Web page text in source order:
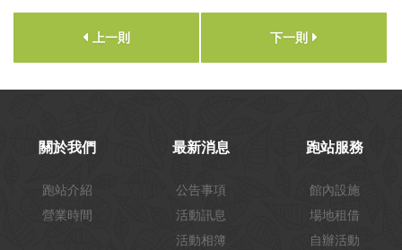
上一則 下一則
關於我們
跑站介紹
營業時間
最新消息
公告事項
活動訊息
活動相簿
跑站服務
館內設施
場地租借
自辦活動